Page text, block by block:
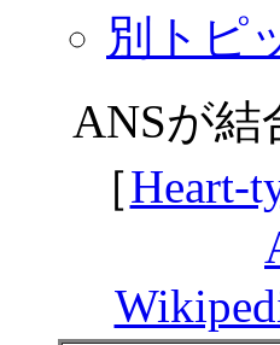
別トピ
ANSが結
［Heart-